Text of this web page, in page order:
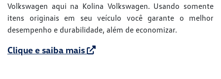
Volkswagen aqui na Kolina Volkswagen. Usando somente
itens originais em seu veículo você garante o melhor
desempenho e durabilidade, além de economizar.
Clique e saiba mais